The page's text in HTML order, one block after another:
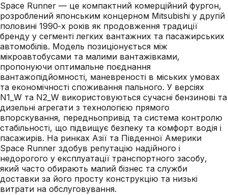
Space Runner — це компактний комерційний фургон,
розроблений японським концерном Mitsubishi у другій
половині 1990‑х років як продовження традиції
бренду у сегменті легких вантажних та пасажирських
автомобілів. Модель позиціонується між
мікроавтобусами та малими вантажівками,
пропонуючи оптимальне поєднання
вантажопідйомності, маневреності в міських умовах
та економічності споживання пального. У версіях
N1_W та N2_W використовуються сучасні бензинові та
дизельні агрегати з технологією прямого
впорскування, передньопривід та система контролю
стабільності, що підвищує безпеку та комфорт водія і
пасажирів. На ринках Азії та Південної Америки
Space Runner здобув репутацію надійного і
недорогого у експлуатації транспортного засобу,
який часто обирають малий бізнес та служби
доставки за його просту конструкцію та низькі
витрати на обслуговування.